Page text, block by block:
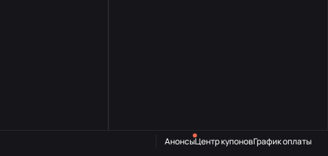
АнонсыЦентр купоновГрафик оплаты